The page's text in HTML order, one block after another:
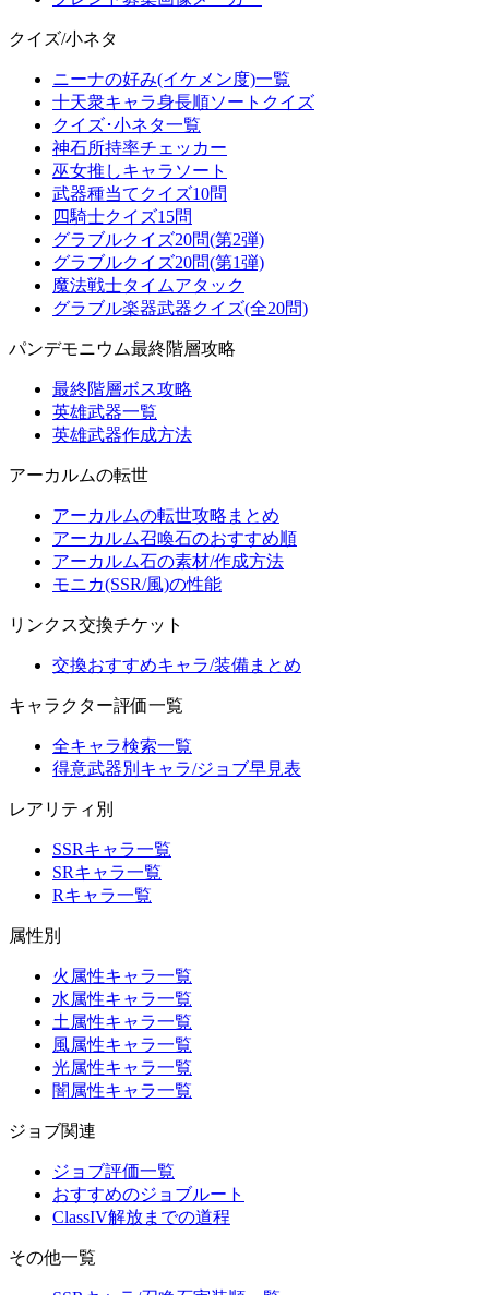
クイズ/小ネタ
ニーナの好み(イケメン度)一覧
十天衆キャラ身長順ソートクイズ
クイズ･小ネタ一覧
神石所持率チェッカー
巫女推しキャラソート
武器種当てクイズ10問
四騎士クイズ15問
グラブルクイズ20問(第2弾)
グラブルクイズ20問(第1弾)
魔法戦士タイムアタック
グラブル楽器武器クイズ(全20問)
パンデモニウム最終階層攻略
最終階層ボス攻略
英雄武器一覧
英雄武器作成方法
アーカルムの転世
アーカルムの転世攻略まとめ
アーカルム召喚石のおすすめ順
アーカルム石の素材/作成方法
モニカ(SSR/風)の性能
リンクス交換チケット
交換おすすめキャラ/装備まとめ
キャラクター評価一覧
全キャラ検索一覧
得意武器別キャラ/ジョブ早見表
レアリティ別
SSRキャラ一覧
SRキャラ一覧
Rキャラ一覧
属性別
火属性キャラ一覧
水属性キャラ一覧
土属性キャラ一覧
風属性キャラ一覧
光属性キャラ一覧
闇属性キャラ一覧
ジョブ関連
ジョブ評価一覧
おすすめのジョブルート
ClassIV解放までの道程
その他一覧